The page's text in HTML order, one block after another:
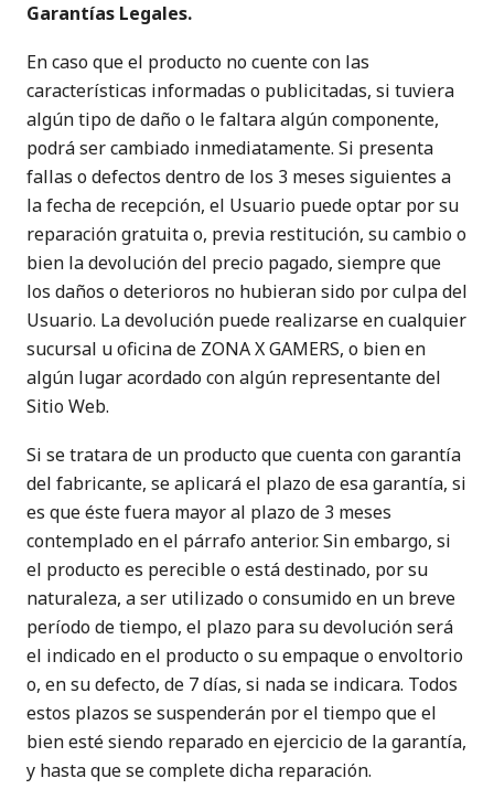
Garantías Legales.
En caso que el producto no cuente con las
características informadas o publicitadas, si tuviera
algún tipo de daño o le faltara algún componente,
podrá ser cambiado inmediatamente. Si presenta
fallas o defectos dentro de los 3 meses siguientes a
la fecha de recepción, el Usuario puede optar por su
reparación gratuita o, previa restitución, su cambio o
bien la devolución del precio pagado, siempre que
los daños o deterioros no hubieran sido por culpa del
Usuario. La devolución puede realizarse en cualquier
sucursal u oficina de ZONA X GAMERS, o bien en
algún lugar acordado con algún representante del
Sitio Web.
Si se tratara de un producto que cuenta con garantía
del fabricante, se aplicará el plazo de esa garantía, si
es que éste fuera mayor al plazo de 3 meses
contemplado en el párrafo anterior. Sin embargo, si
el producto es perecible o está destinado, por su
naturaleza, a ser utilizado o consumido en un breve
período de tiempo, el plazo para su devolución será
el indicado en el producto o su empaque o envoltorio
o, en su defecto, de 7 días, si nada se indicara. Todos
estos plazos se suspenderán por el tiempo que el
bien esté siendo reparado en ejercicio de la garantía,
y hasta que se complete dicha reparación.